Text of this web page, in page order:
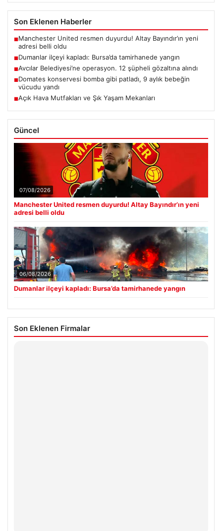
Son Eklenen Haberler
■Manchester United resmen duyurdu! Altay Bayındır’ın yeni
adresi belli oldu
■Dumanlar ilçeyi kapladı: Bursa’da tamirhanede yangın
■Avcılar Belediyesi’ne operasyon. 12 şüpheli gözaltına alındı
■Domates konservesi bomba gibi patladı, 9 aylık bebeğin
vücudu yandı
■Açık Hava Mutfakları ve Şık Yaşam Mekanları
Güncel
07/08/2026
Manchester United resmen duyurdu! Altay Bayındır’ın yeni
adresi belli oldu
06/08/2026
Dumanlar ilçeyi kapladı: Bursa’da tamirhanede yangın
Son Eklenen Firmalar